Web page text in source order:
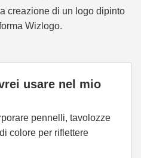
creazione di un logo dipinto
Wizlogo.
usare nel mio
pennelli, tavolozze
colore per riflettere